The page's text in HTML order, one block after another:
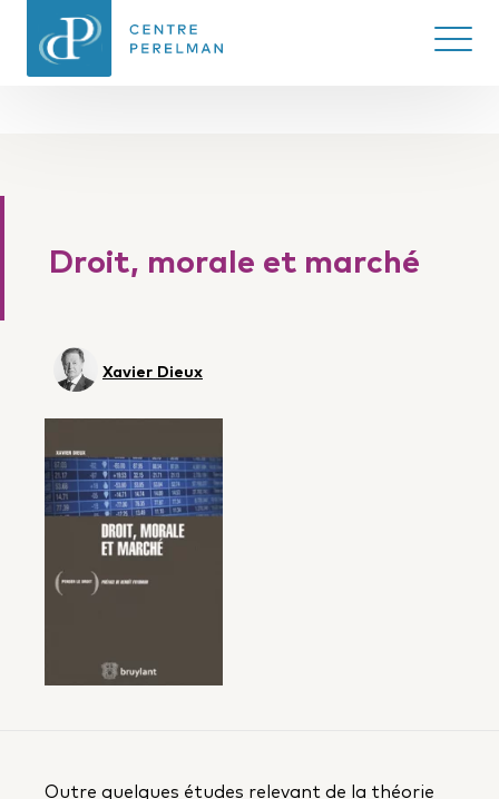
Ouvrir/
Droit, morale et marché
Xavier Dieux
Outre quelques études relevant de la théorie